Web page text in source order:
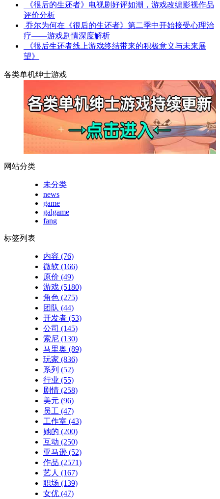
《很后的生还者》电视剧好评如潮，游戏改编影视作品
评价分析
乔尔为何在《很后的生还者》第二季中开始接受心理治
疗——游戏剧情深度解析
《很后生还者线上游戏终结带来的积极意义与未来展
望》
各类单机绅士游戏
网站分类
未分类
news
game
galgame
fang
标签列表
内容 (76)
微软 (166)
原价 (49)
游戏 (5180)
角色 (275)
团队 (44)
开发者 (53)
公司 (145)
索尼 (130)
马里奥 (89)
玩家 (836)
系列 (52)
行业 (55)
剧情 (258)
美元 (96)
员工 (47)
工作室 (43)
她的 (200)
互动 (250)
亚马逊 (52)
作品 (2571)
艺人 (167)
职场 (139)
女优 (47)